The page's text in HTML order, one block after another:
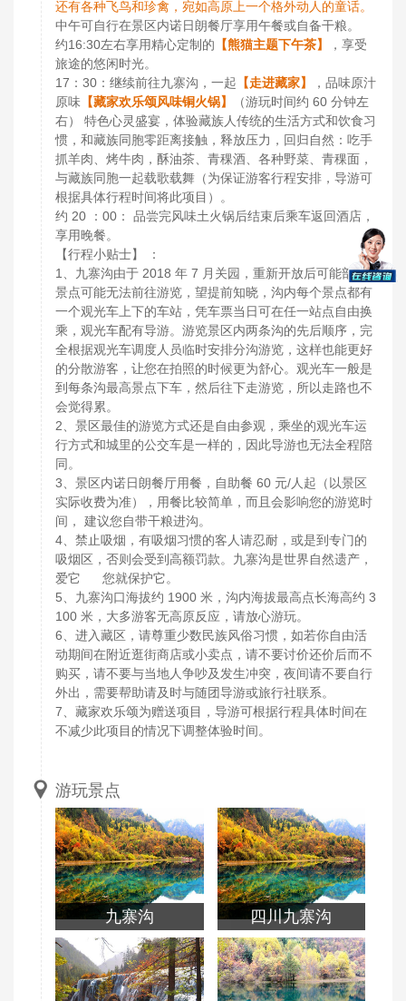
还有各种飞鸟和珍禽，宛如高原上一个格外动人的童话。
中午可自行在景区内诺日朗餐厅享用午餐或自备干粮。
约16:30左右享用精心定制的 【熊猫主题下午茶】
，享受
旅途的悠闲时光。
17：30：继续前往九寨沟，一起 【走进藏家】
，品味原汁
原味 【藏家欢乐颂风味铜火锅】
（游玩时间约 60 分钟左
右） 特色心灵盛宴，体验藏族人传统的生活方式和饮食习
惯，和藏族同胞零距离接触，释放压力，回归自然：吃手
抓羊肉、烤牛肉，酥油茶、青稞酒、各种野菜、青稞面，
与藏族同胞一起载歌载舞（为保证游客行程安排，导游可
根据具体行程时间将此项目）。
约 20 ：00： 品尝完风味土火锅后结束后乘车返回酒店，
享用晚餐。
【行程小贴士】 ：
1、九寨沟由于 2018 年 7 月关园，重新开放后可能部分
景点可能无法前往游览，望提前知晓，沟内每个景点都有
一个观光车上下的车站，凭车票当日可在任一站点自由换
乘，观光车配有导游。游览景区内两条沟的先后顺序，完
全根据观光车调度人员临时安排分沟游览，这样也能更好
的分散游客，让您在拍照的时候更为舒心。观光车一般是
到每条沟最高景点下车，然后往下走游览，所以走路也不
会觉得累。
2、景区最佳的游览方式还是自由参观，乘坐的观光车运
行方式和城里的公交车是一样的，因此导游也无法全程陪
同。
3、景区内诺日朗餐厅用餐，自助餐 60 元/人起（以景区
实际收费为准），用餐比较简单，而且会影响您的游览时
间， 建议您自带干粮进沟。
4、禁止吸烟，有吸烟习惯的客人请忍耐，或是到专门的
吸烟区，否则会受到高额罚款。九寨沟是世界自然遗产，
爱它 您就保护它。
5、九寨沟口海拔约 1900 米，沟内海拔最高点长海高约 3
100 米，大多游客无高原反应，请放心游玩。
6、进入藏区，请尊重少数民族风俗习惯，如若你自由活
动期间在附近逛街商店或小卖点，请不要讨价还价后而不
购买，请不要与当地人争吵及发生冲突，夜间请不要自行
外出，需要帮助请及时与随团导游或旅行社联系。
7、藏家欢乐颂为赠送项目，导游可根据行程具体时间在
不减少此项目的情况下调整体验时间。
游玩景点
九寨沟 四川九寨沟